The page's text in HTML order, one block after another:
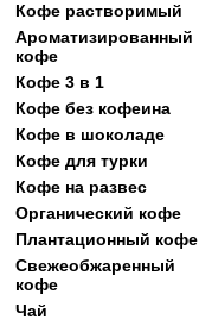
Кофе растворимый
Ароматизированный
кофе
Кофе 3 в 1
Кофе без кофеина
Кофе в шоколаде
Кофе для турки
Кофе на развес
Органический кофе
Плантационный кофе
Свежеобжаренный
кофе
Чай